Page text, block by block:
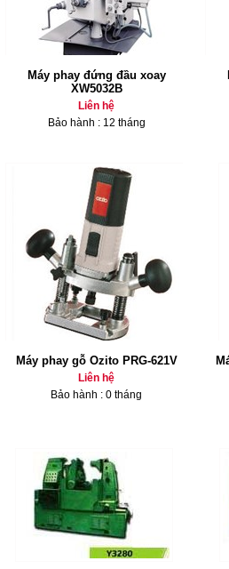
Máy phay đứng đầu xoay
XW5032B
Liên hệ
Bảo hành : 12 tháng
Máy phay gỗ Ozito PRG-621V
Liên hệ
Bảo hành : 0 tháng